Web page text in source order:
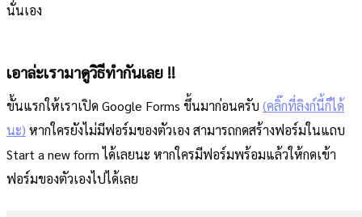
นั่นเอง
เอาล่ะเรามาดูวิธีทำกันเลย !!
ขั้นแรกให้เราเปิด Google Forms ขึ้นมาก่อนครับ (คลิ๊กที่ลิงก์นี้ก็ได้
นะ) หากใครยังไม่มีฟอร์มของตัวเอง สามารถกดสร้างฟอร์มในแถบ
Start a new form ได้เลยนะ หากใครมีฟอร์มพร้อมแล้วให้กดเข้า
ฟอร์มของตัวเองไปได้เลย